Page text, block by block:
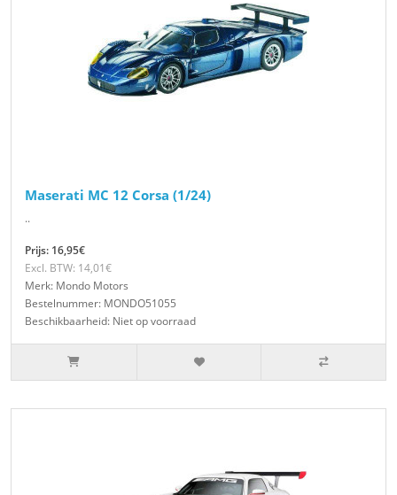
Maserati MC 12 Corsa (1/24)
..
Prijs: 16,95€
Excl. BTW: 14,01€
Merk: Mondo Motors
Bestelnummer: MONDO51055
Beschikbaarheid: Niet op voorraad